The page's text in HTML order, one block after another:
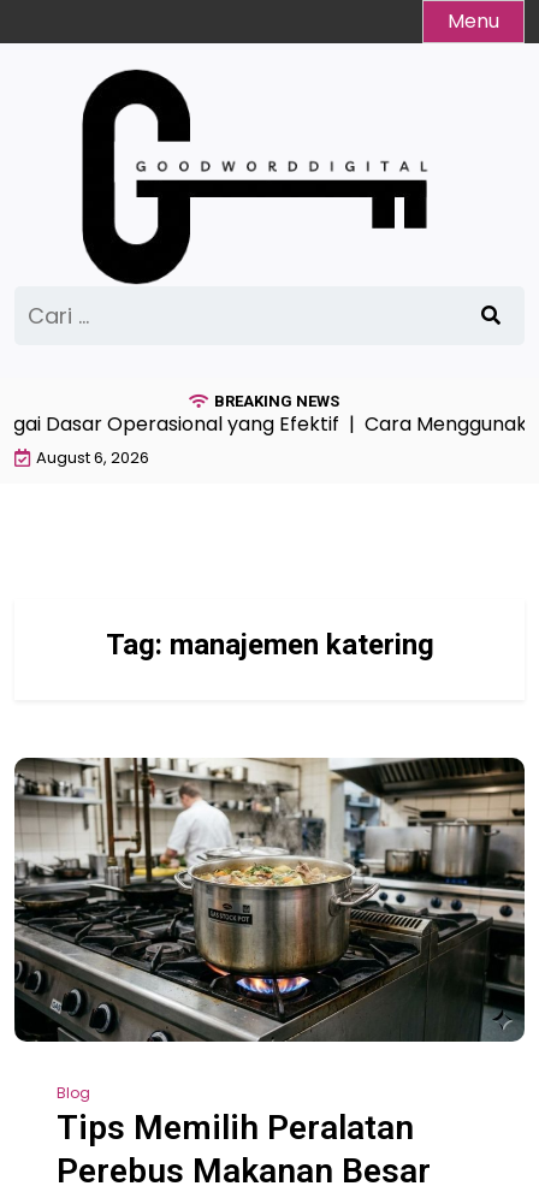
to
Menu
untuk:
BREAKING NEWS
Dasar Operasional yang Efektif |Cara
August 6, 2026
Tag: manajemen katering
Blog
Tips Memilih Peralatan
Perebus Makanan Besar